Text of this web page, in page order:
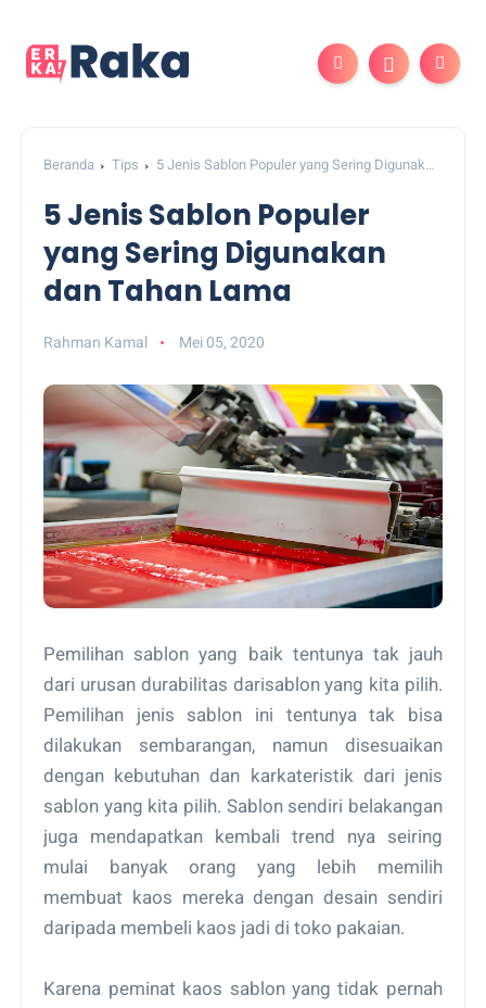
Beranda Tips
5 Jenis Sablon Populer yang Sering Digunakan
5 Jenis Sablon Populer
yang Sering Digunakan
dan Tahan Lama
Rahman Kamal Mei 05, 2020
Pemilihan sablon yang baik tentunya tak jauh
dari urusan durabilitas darisablon yang kita pilih.
Pemilihan jenis sablon ini tentunya tak bisa
dilakukan sembarangan, namun disesuaikan
dengan kebutuhan dan karkateristik dari jenis
sablon yang kita pilih. Sablon sendiri belakangan
juga mendapatkan kembali trend nya seiring
mulai banyak orang yang lebih memilih
membuat kaos mereka dengan desain sendiri
daripada membeli kaos jadi di toko pakaian.
Karena peminat kaos sablon yang tidak pernah